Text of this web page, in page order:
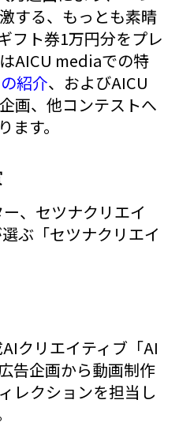
する、もっとも素晴
フト券1万円分をプレ
AICU mediaでの特
紹介、およびAICU
画、他コンテストへ
す。
、セツナクリエイ
ぶ「セツナクリエイ
クリエイティブ「AI
告企画から動画制作
レクションを担当し